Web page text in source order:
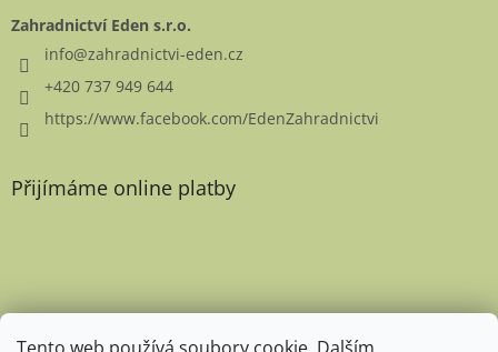
Zahradnictví Eden s.r.o.
info@zahradnictvi-eden.cz
+420 737 949 644
https://www.facebook.com/EdenZahradnictvi
Přijímáme online platby
Favicon